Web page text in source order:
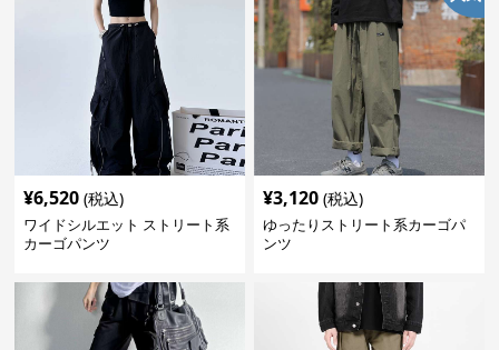
¥6,520 (税込)
ワイドシルエット ストリート系
カーゴパンツ
¥3,120 (税込)
ゆったりストリート系カーゴパ
ンツ